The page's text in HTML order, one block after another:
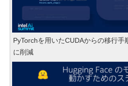
PyTorchを用いたCUDAからの移行手
に削減